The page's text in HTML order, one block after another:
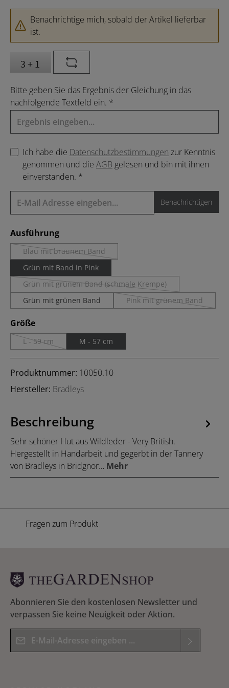
Benachrichtige mich, sobald der Artikel lieferbar
ist.
Bitte geben Sie das Ergebnis der Gleichung in das
nachfolgende Textfeld ein. *
Ich habe die Datenschutzbestimmungen zur Kenntnis
genommen und die AGB gelesen und bin mit ihnen
einverstanden. *
Benachrichtigen
Ausführungauswählen
Blau mit braunem Band
(Diese Option ist zurzeit nicht verfügbar.)
Grün mit Band in Pink
Grün mit grünem Band (schmale Krempe)
(Diese Option ist zurzeit nicht verfügbar.)
Grün mit grünen Band Pink mit grünem Band
(Diese Option ist
Größeauswählen
L - 59 cm
(Diese Option ist zurzeit nicht verfügbar.)
M - 57 cm
Produktnummer: 10050.10
Hersteller: Bradleys
Beschreibung
Sehr schöner Hut aus Wildleder - Very British.
Hergestellt in Handarbeit und gegerbt in der Tannery
von Bradleys in Bridgnor… Mehr
Fragen zum Produkt
Abonnieren Sie den kostenlosen Newsletter und
verpassen Sie keine Neuigkeit oder Aktion.
E-Mail-Adresse*